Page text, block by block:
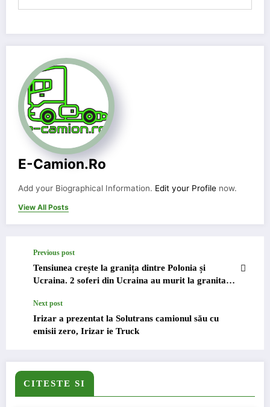
E-Camion.ro
Add your Biographical Information. Edit your Profile now.
View All Posts
Previous post
Tensiunea crește la granița dintre Polonia și
Ucraina. 2 soferi din Ucraina au murit la granita in
Next post
Irizar a prezentat la Solutrans camionul său cu
emisii zero, Irizar ie Truck
CITESTE SI